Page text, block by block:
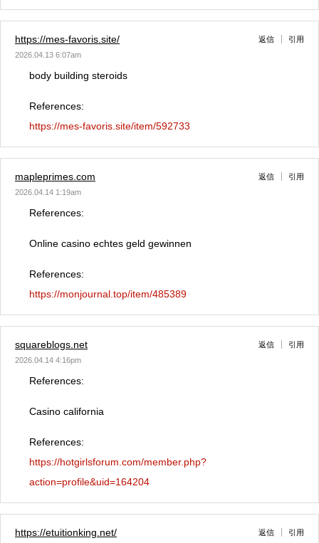
https://mes-favoris.site/
2026.04.13 6:07am
返信 引用
body building steroids
References:
https://mes-favoris.site/item/592733
mapleprimes.com
2026.04.14 1:19am
返信 引用
References:
Online casino echtes geld gewinnen
References:
https://monjournal.top/item/485389
squareblogs.net
2026.04.14 4:16pm
返信 引用
References:
Casino california
References:
https://hotgirlsforum.com/member.php?
action=profile&uid=164204
https://etuitionking.net/ 返信 引用